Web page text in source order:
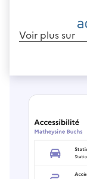
Voir plus sur